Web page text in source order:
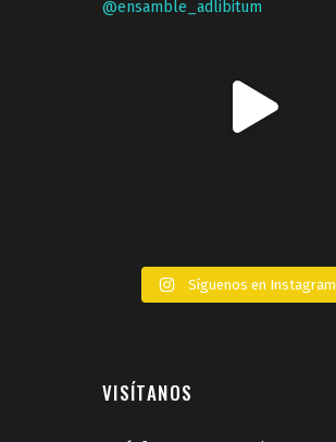
Síguenos en Instagram
VISÍTANOS